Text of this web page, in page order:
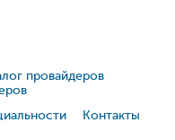
провайдеров
Контакты